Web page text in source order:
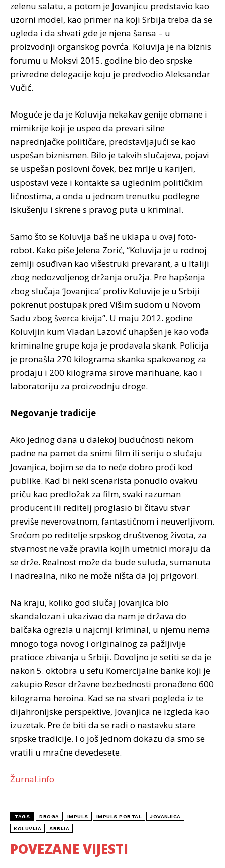
zelenu salatu, a potom je Jovanjicu predstavio kao
uzorni model, kao primer na koji Srbija treba da se
ugleda i da shvati gde je njena šansa – u
proizvodnji organskog povrća. Koluvija je na biznis
forumu u Moksvi 2015. godine bio deo srpske
privredne delegacije koju je predvodio Aleksandar
Vučić.
Moguće je da je Koluvija nekakav genije obmane i
mimikrije koji je uspeo da prevari silne
naprednjačke političare, predstavljajući se kao
uspešan biznismen. Bilo je takvih slučajeva, pojavi
se uspešan poslovni čovek, bez mrlje u karijeri,
uspostavi veze i kontakte sa uglednim političkim
ličnostima, a onda u jednom trenutku podlegne
iskušenju i skrene s pravog puta u kriminal.
Samo što se Koluvija baš ne uklapa u ovaj foto-
robot. Kako piše Jelena Zorić, “Koluvija je u rodnoj
zemlji osuđivan kao višestruki prevarant, a u Italiji
zbog nedozvoljenog držanja oružja. Pre hapšenja
zbog slučaja ‘Jovanjica’ protiv Koluvije je u Srbiji
pokrenut postupak pred Višim sudom u Novom
Sadu zbog šverca kivija”. U maju 2012. godine
Koluvijin kum Vladan Lazović uhapšen je kao vođa
kriminalne grupe koja je prodavala skank. Policija
je pronašla 270 kilograma skanka spakovanog za
prodaju i 200 kilograma sirove marihuane, kao i
laboratoriju za proizvodnju droge.
Negovanje tradicije
Ako jednog dana u dalekoj budućnosti nekom
padne na pamet da snimi film ili seriju o slučaju
Jovanjica, bojim se da to neće dobro proći kod
publike. Kad bi neki scenarista ponudio ovakvu
priču kao predložak za film, svaki razuman
producent ili reditelj proglasio bi čitavu stvar
previše neverovatnom, fantastičnom i neuverljivom.
Srećom po reditelje srpskog društvenog života, za
stvarnost ne važe pravila kojih umetnici moraju da
se drže. Realnost može da bude suluda, sumanuta
i nadrealna, niko ne može ništa da joj prigovori.
Na kraju, koliko god slučaj Jovanjica bio
skandalozan i ukazivao da nam je država do
balčaka ogrezla u najcrnji kriminal, u njemu nema
mnogo toga novog i originalnog za pažljivije
pratioce zbivanja u Srbiji. Dovoljno je setiti se da je
nakon 5. oktobra u sefu Komercijalne banke koji je
zakupio Resor državne bezbednosti pronađeno 600
kilograma heroina. Kad se na stvari pogleda iz te
dijahronijske perspektive, Jovanjica ne izgleda kao
izuzetak. Pre će biti da se radi o nastavku stare
srpske tradicije. I o još jednom dokazu da smo se
vratili u mračne devedesete.
Žurnal.info
TAGS DROGA IMPULS IMPULS PORTAL JOVANJICA
KOLUVIJA SRBIJA
POVEZANE VIJESTI